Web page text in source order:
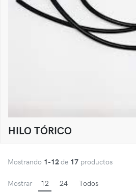
HILO TÓRICO
Mostrando 1-12de 17 productos
Mostrar 12 24 Todos